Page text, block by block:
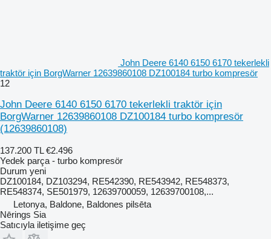
John Deere 6140 6150 6170 tekerlekli
traktör için BorgWarner 12639860108 DZ100184 turbo kompresör
12
John Deere 6140 6150 6170 tekerlekli traktör için
BorgWarner 12639860108 DZ100184 turbo kompresör
(12639860108)
137.200 TL €2.496
Yedek parça - turbo kompresör
Durum yeni
DZ100184, DZ103294, RE542390, RE543942, RE548373,
RE548374, SE501979, 12639700059, 12639700108,...
Letonya, Baldone, Baldones pilsēta
Nērings Sia
Satıcıyla iletişime geç